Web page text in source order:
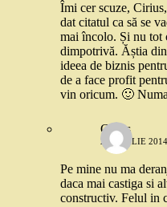
Îmi cer scuze,
dat citatul ca să se
mai încolo. Și nu tot
dimpotrivă. Ăștia
ideea de biznis
de a face profit
vin oricum. 🙂
Cirius
29 APRILIE
Pe mine nu ma
daca mai castiga si
constructiv. Felul in